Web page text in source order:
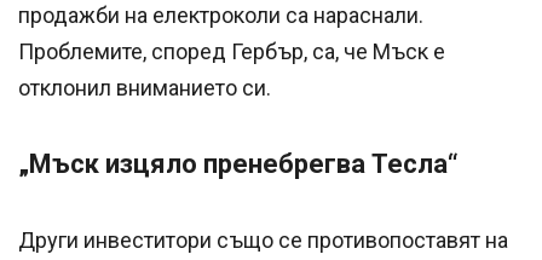
продажби на електроколи са нараснали.
Проблемите, според Гербър, са, че Мъск е
отклонил вниманието си.
„Мъск изцяло пренебрегва Teсла“
Други инвеститори също се противопоставят на